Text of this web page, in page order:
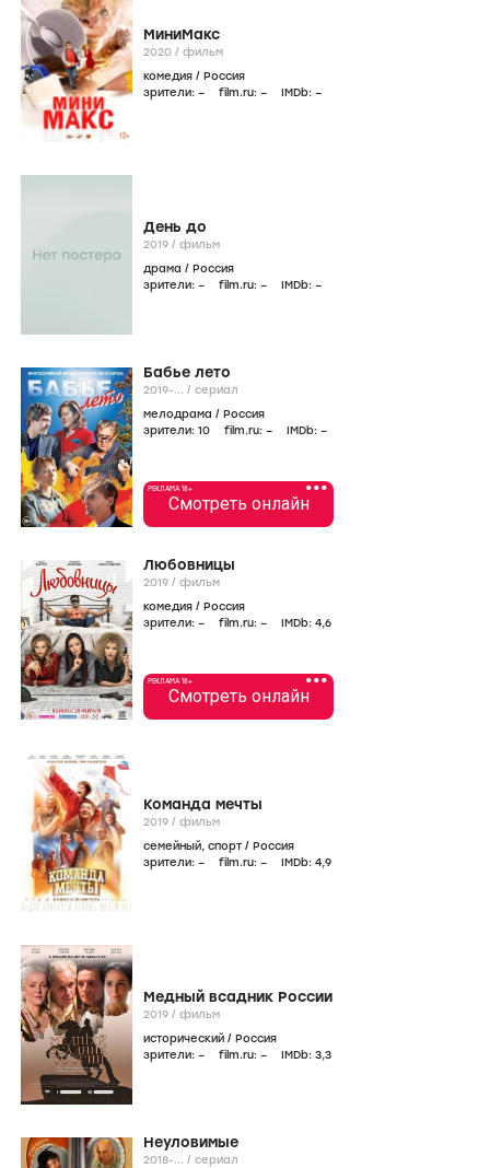
МиниМакс
2020 / фильм
комедия / Россия
зрители: – film.ru: – IMDb: –
День до
2019 / фильм
драма / Россия
зрители: – film.ru: – IMDb: –
Бабье лето
2019-... / сериал
мелодрама / Россия
зрители: 10 film.ru: – IMDb: –
•••
РЕКЛАМА 18+
Смотреть онлайн
Любовницы
2019 / фильм
комедия / Россия
зрители: – film.ru: – IMDb: 4,6
•••
РЕКЛАМА 18+
Смотреть онлайн
Команда мечты
2019 / фильм
семейный, спорт / Россия
зрители: – film.ru: – IMDb: 4,9
Медный всадник России
2019 / фильм
исторический / Россия
зрители: – film.ru: – IMDb: 3,3
Неуловимые
2018-... / сериал